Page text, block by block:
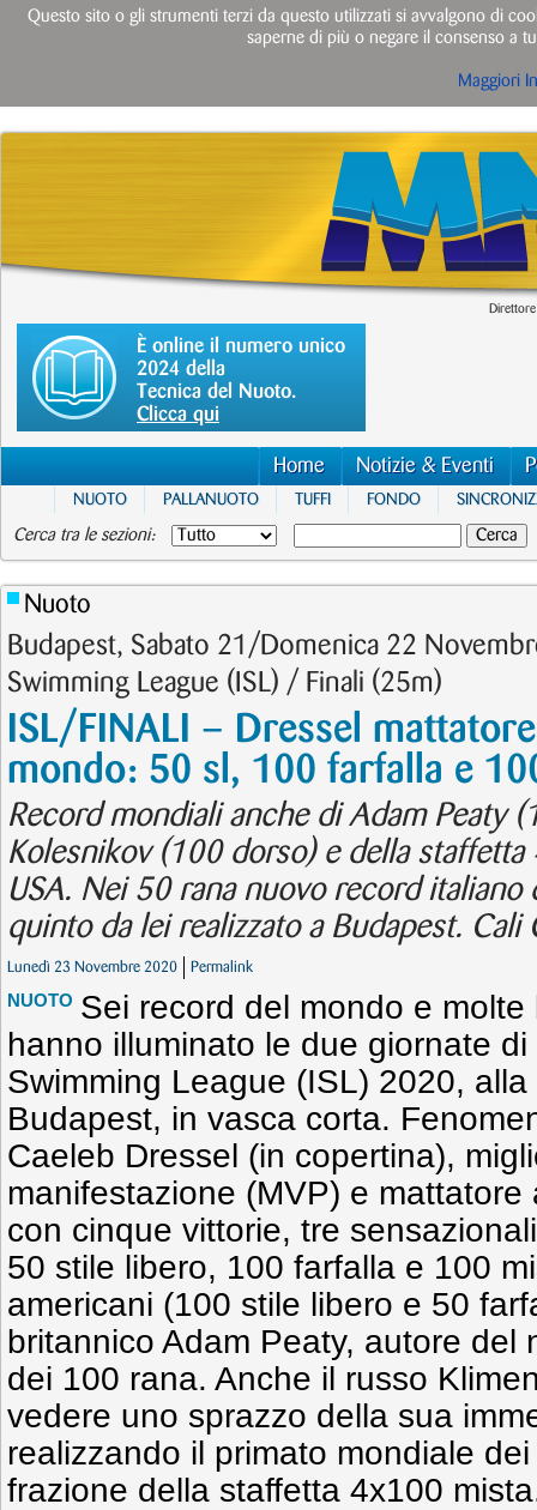
È online il numero unico
2024 della
Tecnica del Nuoto.
Clicca qui
Home Notizie & Eventi
NUOTO PALLANUOTO TUFFI FONDO
Cerca tra le sezioni:
Nuoto
Budapest, Sabato 21/Domenica 22
Swimming League (ISL) / Finali (25m)
ISL/FINALI – Dressel
mondo: 50 sl, 100 farfalla e
Record mondiali anche di Adam Peaty
Kolesnikov (100 dorso) e della
USA. Nei 50 rana nuovo record italiano
quinto da lei realizzato a Budapest. Cali
Lunedì 23 Novembre 2020 Permalink
NUOTO Sei record del mondo e
hanno illuminato le due giornate di
Swimming League (ISL) 2020,
Budapest, in vasca corta.
Caeleb Dressel (in copertina),
manifestazione (MVP) e
con cinque vittorie, tre
50 stile libero, 100 farfalla e 100
americani (100 stile libero e 50
britannico Adam Peaty, autore del
dei 100 rana. Anche il russo
vedere uno sprazzo della sua
realizzando il primato mondiale
frazione della staffetta 4x100
Questo sito o gli strumenti terzi da questo utilizzati si avvalgono di
saperne di più o negare il consenso a
Maggiori